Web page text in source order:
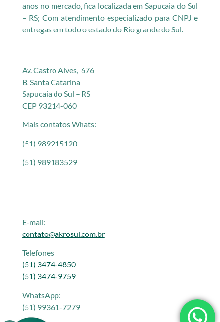
anos no mercado, fica localizada em Sapucaia do Sul
– RS; Com atendimento especializado para CNPJ e
entregas em todo o estado do Rio grande do Sul.
Av. Castro Alves, 676
B. Santa Catarina
Sapucaia do Sul – RS
CEP 93214-060
Mais contatos Whats:
(51) 989215120
(51) 989183529
E-mail:
contato@akrosul.com.br
Telefones:
(51) 3474-4850
(51) 3474-9759
WhatsApp:
(51) 99361-7279